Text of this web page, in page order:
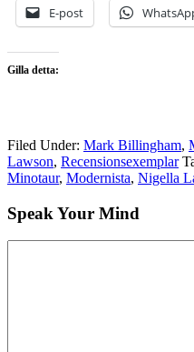
E-post
Gilla detta:
Filed Under: Mark Billingham,
Lawson, Recensionsexemplar
Minotaur, Modernista, Nigella
Speak Your Mind